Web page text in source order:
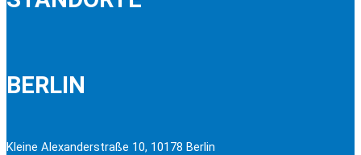
BERLIN
Kleine Alexanderstraße 10, 10178 Berlin